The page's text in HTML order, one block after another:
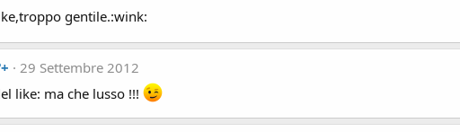
gentile.:wink:
29 Settembre 2012
like: ma che lusso !!!